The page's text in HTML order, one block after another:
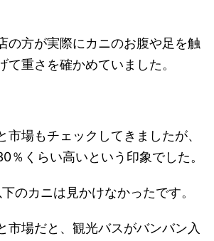
の方が実際にカニのお腹や足を触
て重さを確かめていました。
市場もチェックしてきましたが、
％くらい高いという印象でした。
のカニは見かけなかったです。
市場だと、観光バスがバンバン入